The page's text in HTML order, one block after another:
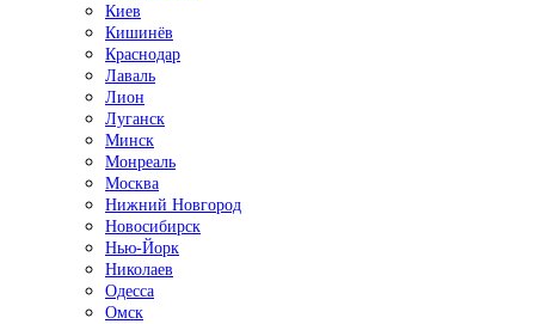
Киев
Кишинёв
Краснодар
Лаваль
Лион
Луганск
Минск
Монреаль
Москва
Нижний Новгород
Новосибирск
Нью-Йорк
Николаев
Одесса
Омск